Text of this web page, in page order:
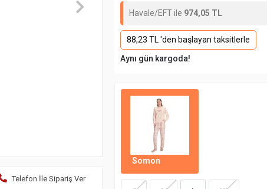
Telefon İle Sipariş Ver
Havale/EFT ile 974,05 TL
88,23 TL 'den başlayan taksitlerle
Aynı gün kargoda!
Somon